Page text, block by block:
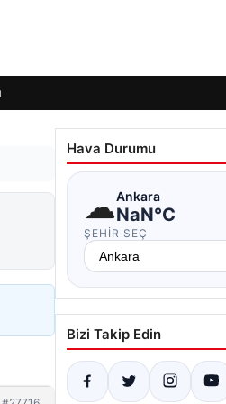
Hava Durumu
☁Ankara
NaN°C
ŞEHIR SEÇ
Bizi Takip Edin